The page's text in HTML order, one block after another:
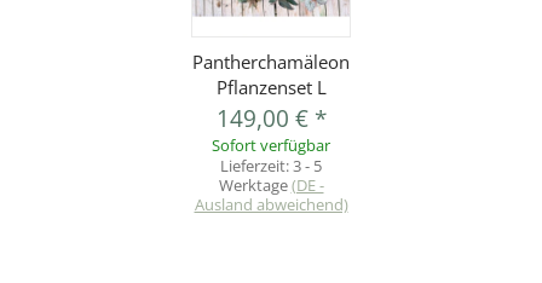
Pantherchamäleon
Pflanzenset L
149,00 € *
Sofort verfügbar
Lieferzeit:3 - 5
Werktage(DE -
Ausland abweichend)